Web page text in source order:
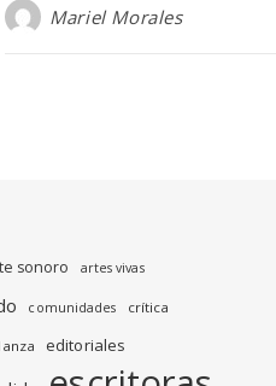
Mariel Morales
sonoro artes vivas
comunidades crítica
editoriales